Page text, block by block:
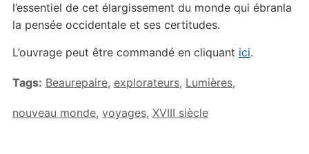
l’essentiel de cet élargissement du monde qui ébranla
la pensée occidentale et ses certitudes.
L’ouvrage peut être commandé en cliquant ici.
Tags: Beaurepaire, explorateurs, Lumières,
nouveau monde, voyages, XVIII siècle